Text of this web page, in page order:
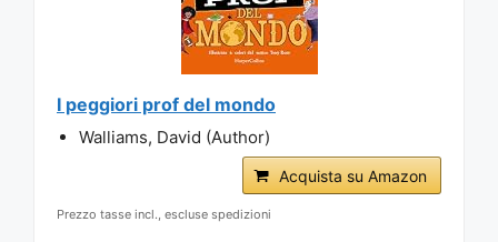
I peggiori prof del mondo
Walliams, David (Author)
Acquista su Amazon
Prezzo tasse incl., escluse spedizioni